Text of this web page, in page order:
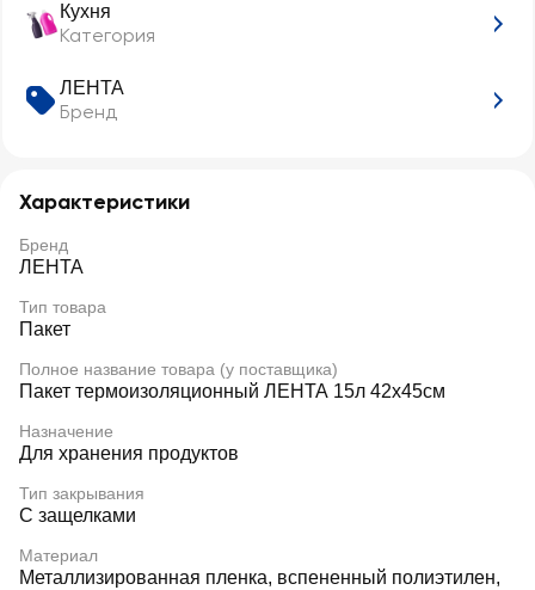
Кухня
Категория
ЛЕНТА
Бренд
Характеристики
Бренд
ЛЕНТА
Тип товара
Пакет
Полное название товара (у поставщика)
Пакет термоизоляционный ЛЕНТА 15л 42x45см
Назначение
Для хранения продуктов
Тип закрывания
С защелками
Материал
Металлизированная пленка, вспененный полиэтилен,